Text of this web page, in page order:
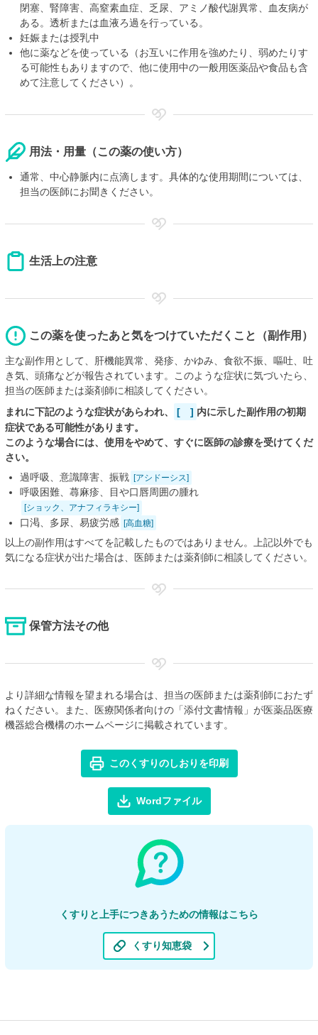
閉塞、腎障害、高窒素血症、乏尿、アミノ酸代謝異常、血友病が
ある。透析または血液ろ過を行っている。
妊娠または授乳中
他に薬などを使っている（お互いに作用を強めたり、弱めたりす
る可能性もありますので、他に使用中の一般用医薬品や食品も含
めて注意してください）。
用法・用量（この薬の使い方）
通常、中心静脈内に点滴します。具体的な使用期間については、
担当の医師にお聞きください。
生活上の注意
この薬を使ったあと気をつけていただくこと（副作用）
主な副作用として、肝機能異常、発疹、かゆみ、食欲不振、嘔吐、吐
き気、頭痛などが報告されています。このような症状に気づいたら、
担当の医師または薬剤師に相談してください。
まれに下記のような症状があらわれ、
[ ] 内に示した副作用の初期
症状である可能性があります。
このような場合には、使用をやめて、すぐに医師の診療を受けてくだ
さい。
過呼吸、意識障害、振戦 [アシドーシス]
呼吸困難、蕁麻疹、目や口唇周囲の腫れ
[ショック、アナフィラキシー]
口渇、多尿、易疲労感 [高血糖]
以上の副作用はすべてを記載したものではありません。上記以外でも
気になる症状が出た場合は、医師または薬剤師に相談してください。
保管方法その他
より詳細な情報を望まれる場合は、担当の医師または薬剤師におたず
ねください。また、医療関係者向けの「添付文書情報」が医薬品医療
機器総合機構のホームページに掲載されています。
このくすりのしおりを印刷
Wordファイル
くすりと上手につきあうための情報はこちら
くすり知恵袋